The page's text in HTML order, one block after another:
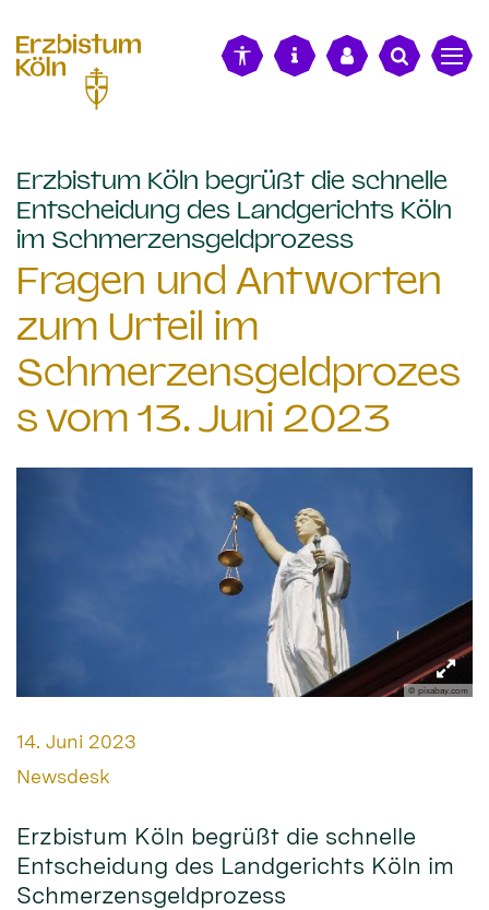
Erzbistum Köln begrüßt die schnelle
Entscheidung des Landgerichts Köln
im Schmerzensgeldprozess:
Fragen und Antworten
zum Urteil im
Schmerzensgeldprozes
s vom 13. Juni 2023
© pixabay.com
Datum:
14. Juni 2023
Von:
Newsdesk
Erzbistum Köln begrüßt die schnelle
Entscheidung des Landgerichts Köln im
Schmerzensgeldprozess